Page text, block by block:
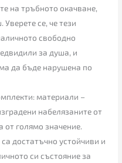
на тръбното окачване,
се, че тези
свободно
за душа, и
да бъде нарушена по
материали –
набелязаните от
от голямо значение.
достатъчно устойчиви и
си състояние за